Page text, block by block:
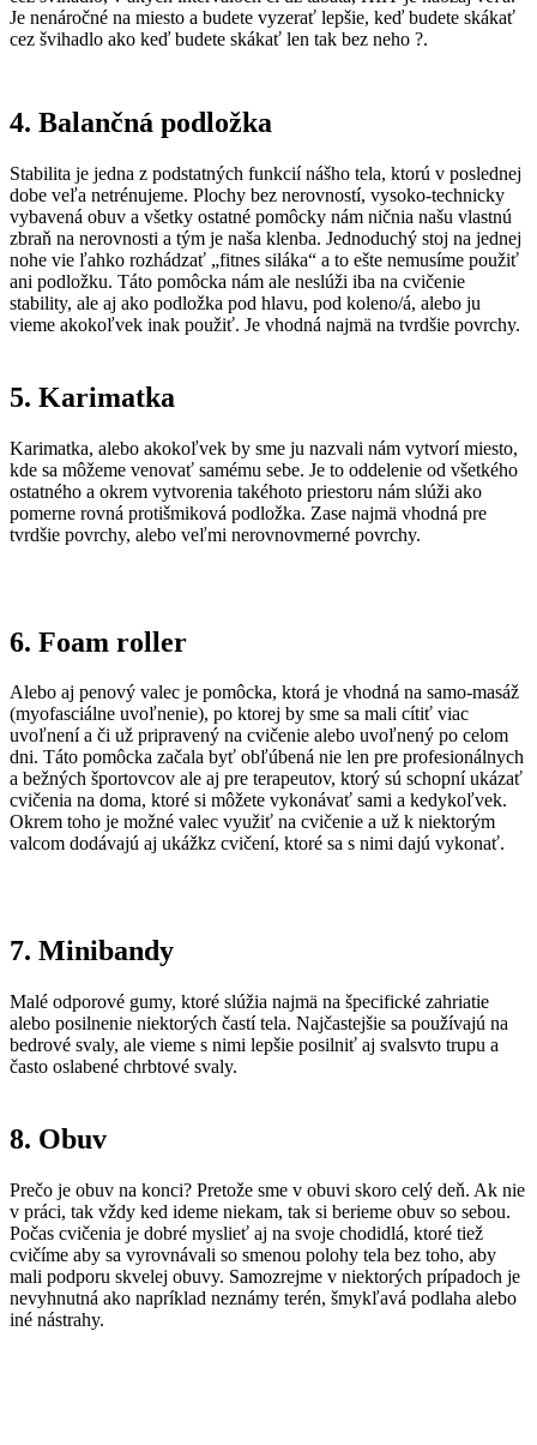
Je nenáročné na miesto a budete vyzerať lepšie, keď budete skákať
cez švihadlo ako keď budete skákať len tak bez neho ?.
4. Balančná podložka
Stabilita je jedna z podstatných funkcií nášho tela, ktorú v poslednej
dobe veľa netrénujeme. Plochy bez nerovností, vysoko-technicky
vybavená obuv a všetky ostatné pomôcky nám ničnia našu vlastnú
zbraň na nerovnosti a tým je naša klenba. Jednoduchý stoj na jednej
nohe vie ľahko rozhádzať „fitnes siláka“ a to ešte nemusíme použiť
ani podložku. Táto pomôcka nám ale neslúži iba na cvičenie
stability, ale aj ako podložka pod hlavu, pod koleno/á, alebo ju
vieme akokoľvek inak použiť. Je vhodná najmä na tvrdšie povrchy.
5. Karimatka
Karimatka, alebo akokoľvek by sme ju nazvali nám vytvorí miesto,
kde sa môžeme venovať samému sebe. Je to oddelenie od všetkého
ostatného a okrem vytvorenia takéhoto priestoru nám slúži ako
pomerne rovná protišmiková podložka. Zase najmä vhodná pre
tvrdšie povrchy, alebo veľmi nerovnovmerné povrchy.
6. Foam roller
Alebo aj penový valec je pomôcka, ktorá je vhodná na samo-masáž
(myofasciálne uvoľnenie), po ktorej by sme sa mali cítiť viac
uvoľnení a či už pripravený na cvičenie alebo uvoľnený po celom
dni. Táto pomôcka začala byť obľúbená nie len pre profesionálnych
a bežných športovcov ale aj pre terapeutov, ktorý sú schopní ukázať
cvičenia na doma, ktoré si môžete vykonávať sami a kedykoľvek.
Okrem toho je možné valec využiť na cvičenie a už k niektorým
valcom dodávajú aj ukážkz cvičení, ktoré sa s nimi dajú vykonať.
7. Minibandy
Malé odporové gumy, ktoré slúžia najmä na špecifické zahriatie
alebo posilnenie niektorých častí tela. Najčastejšie sa používajú na
bedrové svaly, ale vieme s nimi lepšie posilniť aj svalsvto trupu a
často oslabené chrbtové svaly.
8. Obuv
Prečo je obuv na konci? Pretože sme v obuvi skoro celý deň. Ak nie
v práci, tak vždy ked ideme niekam, tak si berieme obuv so sebou.
Počas cvičenia je dobré myslieť aj na svoje chodidlá, ktoré tiež
cvičíme aby sa vyrovnávali so smenou polohy tela bez toho, aby
mali podporu skvelej obuvy. Samozrejme v niektorých prípadoch je
nevyhnutná ako napríklad neznámy terén, šmykľavá podlaha alebo
iné nástrahy.